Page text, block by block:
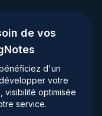
de vos
d'un
votre
visibilité optimisée
service.